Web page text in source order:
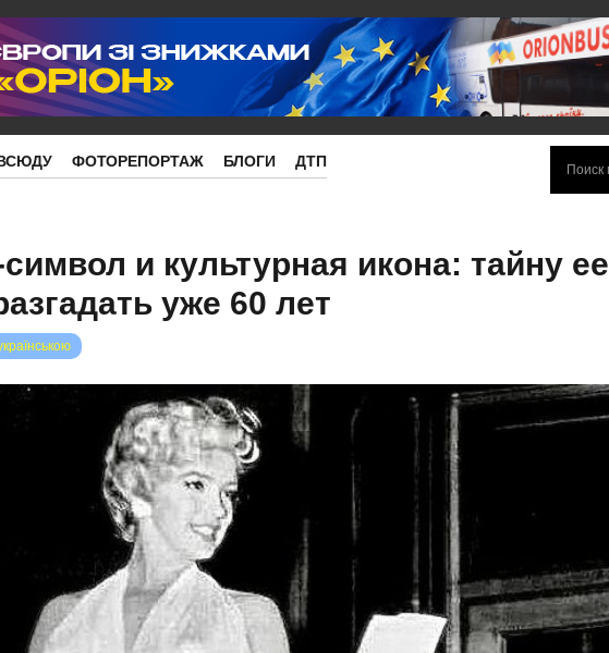
ФОТОРЕПОРТАЖ БЛОГИ ДТП
и культурная икона: тайну ее
уже 60 лет